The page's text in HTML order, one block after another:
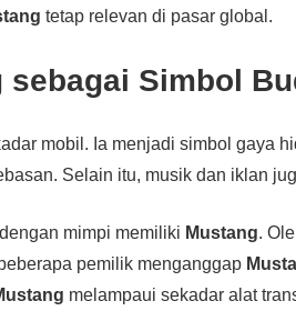
tetap relevan di pasar global.
sebagai Simbol
mobil. Ia menjadi simbol gaya
Selain itu, musik dan iklan
mimpi memiliki Mustang.
pemilik menganggap
melampaui sekadar alat